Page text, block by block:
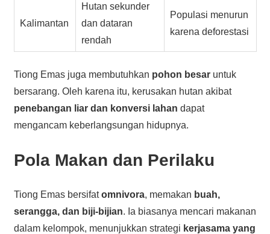
Kalimantan
Hutan sekunder
dan dataran
rendah
Populasi menurun
karena deforestasi
Tiong Emas juga membutuhkan pohon besaruntuk
bersarang. Oleh karena itu, kerusakan hutan akibat
penebangan liar dan konversi lahan dapat
mengancam keberlangsungan hidupnya.
Pola Makan dan Perilaku
Tiong Emas bersifatomnivora, memakan buah,
serangga, dan biji-bijian. Ia biasanya mencari makanan
dalam kelompok, menunjukkan strategi kerjasama yang